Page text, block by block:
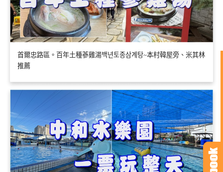
首爾忠路區。百年土種蔘雞湯백년토종삼계탕~本村韓屋旁、米其林
推薦